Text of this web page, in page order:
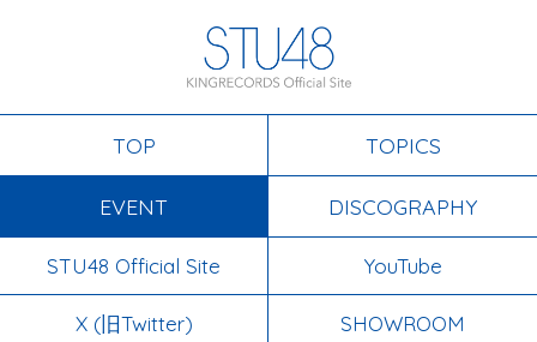
TOP TOPICS
EVENT DISCOGRAPHY
STU48 Official Site YouTube
X (旧Twitter) SHOWROOM